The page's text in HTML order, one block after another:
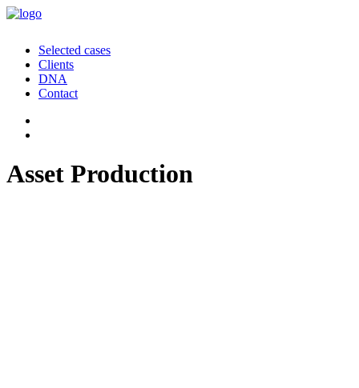
Selected cases
Clients
DNA
Contact
Asset Production